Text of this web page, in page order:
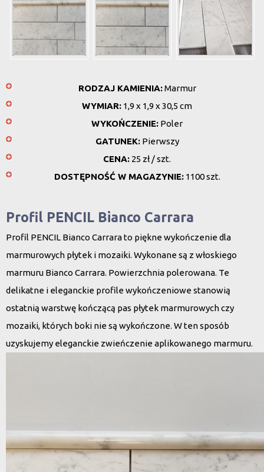
RODZAJ KAMIENIA:Marmur
WYMIAR: 1,9 x 1,9 x 30,5 cm
WYKOŃCZENIE: Poler
GATUNEK:Pierwszy
CENA: 25 zł / szt.
DOSTĘPNOŚĆ W MAGAZYNIE:1100 szt.
Profil PENCIL Bianco Carrara
Profil PENCIL Bianco Carrara to piękne wykończenie dla
marmurowych płytek i mozaiki. Wykonane są z włoskiego
marmuru Bianco Carrara. Powierzchnia polerowana. Te
delikatne i eleganckie profile wykończeniowe stanowią
ostatnią warstwę kończącą pas płytek marmurowych czy
mozaiki, których boki nie są wykończone. W ten sposób
uzyskujemy eleganckie zwieńczenie aplikowanego marmuru.